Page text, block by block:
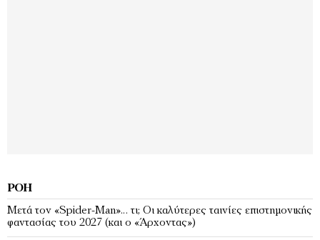
ΡΟΉ
Μετά τον «Spider-Man»… τι; Oι καλύτερες ταινίες επιστημονικής
φαντασίας του 2027 (και ο «Άρχοντας»)